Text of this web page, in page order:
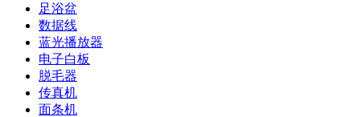
足浴盆
数据线
蓝光播放器
电子白板
脱毛器
传真机
面条机